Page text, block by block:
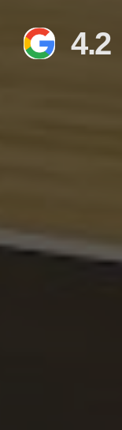
4.2